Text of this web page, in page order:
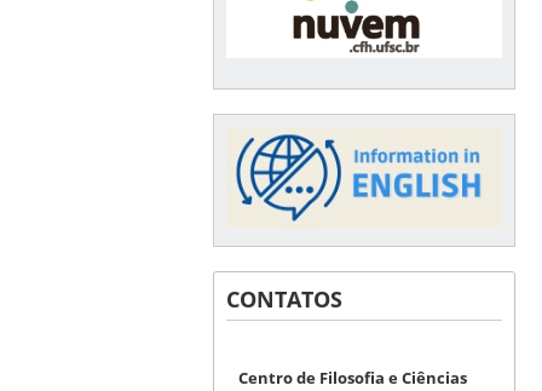
CONTATOS
Centro de Filosofia e Ciências